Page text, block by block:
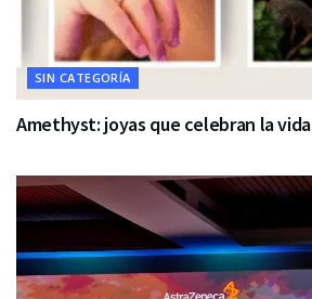
SIN CATEGORÍA
Amethyst: joyas que celebran la vida